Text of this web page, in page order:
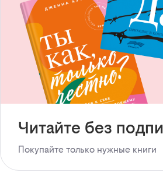
Читайте без
Покупайте только нужные книги